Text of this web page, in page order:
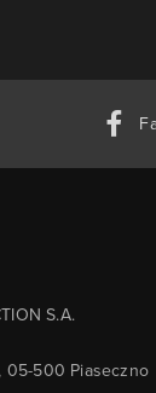
S.A.
05-500 Piaseczno